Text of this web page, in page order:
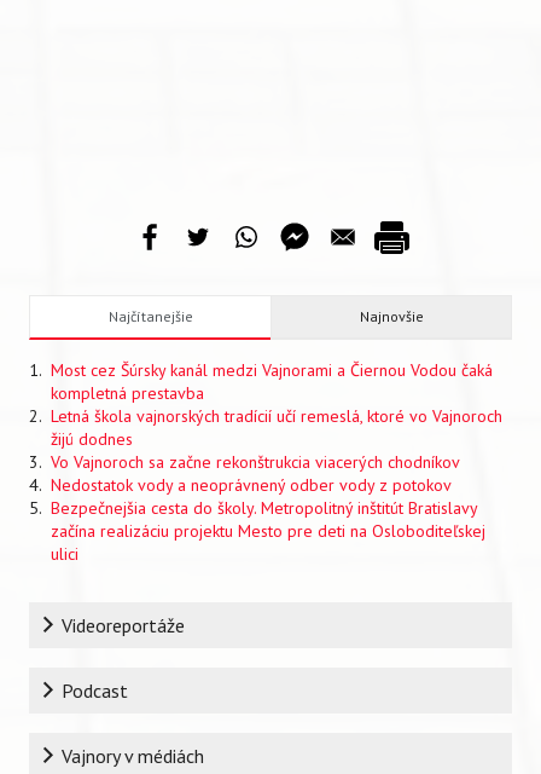
Najčítanejšie Najnovšie
Most cez Šúrsky kanál medzi Vajnorami a Čiernou Vodou čaká
kompletná prestavba
Letná škola vajnorských tradícií učí remeslá, ktoré vo Vajnoroch
žijú dodnes
Vo Vajnoroch sa začne rekonštrukcia viacerých chodníkov
Nedostatok vody a neoprávnený odber vody z potokov
Bezpečnejšia cesta do školy. Metropolitný inštitút Bratislavy
začína realizáciu projektu Mesto pre deti na Osloboditeľskej
ulici
RubrikaVideoreportáže
Podcast
Vajnory v médiách